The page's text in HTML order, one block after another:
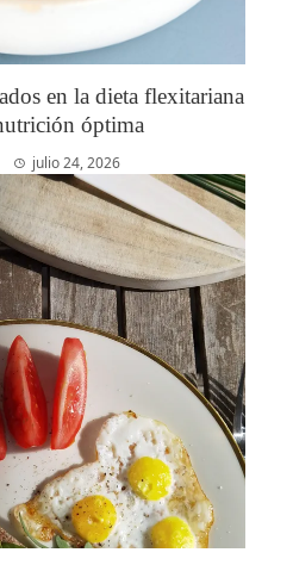
en la dieta flexitariana
óptima
julio 24, 2026